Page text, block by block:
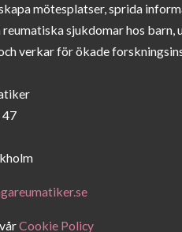
mötesplatser, sprida
reumatiska sjukdomar hos barn,
verkar för ökade
47
Cookie Policy